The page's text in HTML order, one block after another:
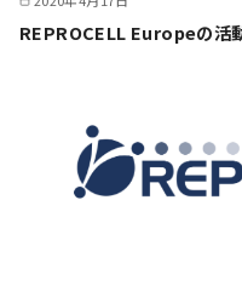
REPROCELL Europeの活